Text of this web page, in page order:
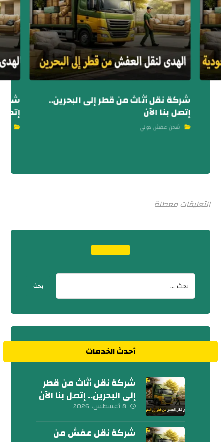
شركة نقل أثاث من قطر إلى البحرين..
إتصل بنا الآن
شحن عفش دولي
إتصل
التعليقات معطلة
أحدث الخدمات
شركة نقل أثاث من قطر
إلى البحرين.. إتصل بنا الآن
8 أغسطس، 2026
شركة نقل عفش من